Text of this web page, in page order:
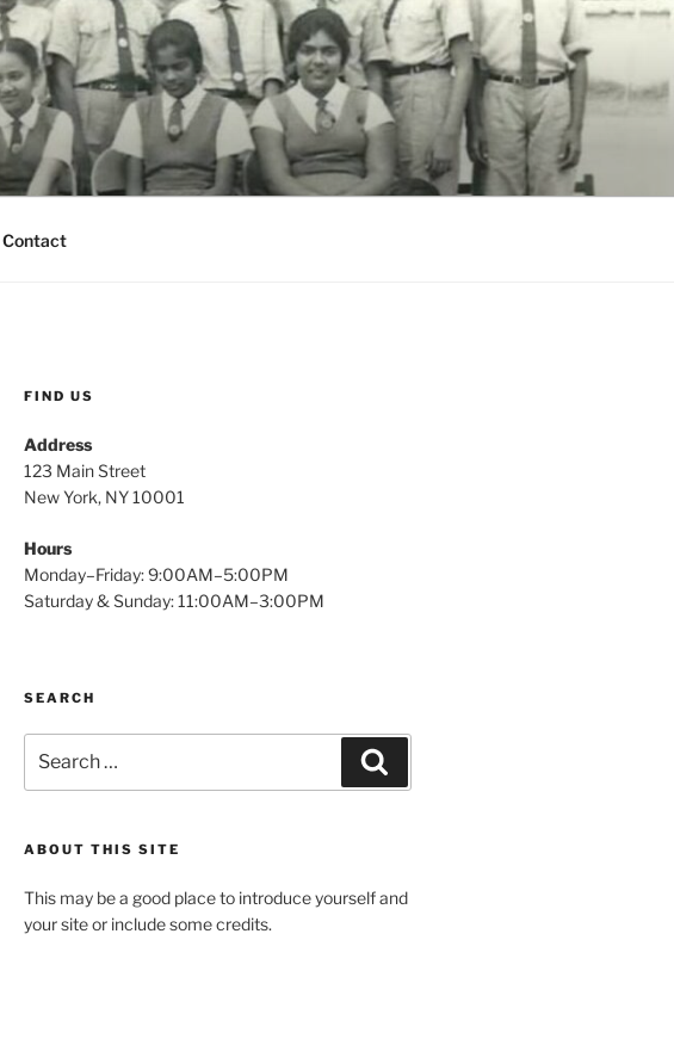
Contact
FIND US
Address
123 Main Street
New York, NY 10001
Hours
Monday–Friday: 9:00AM–5:00PM
Saturday & Sunday: 11:00AM–3:00PM
SEARCH
for:
ABOUT THIS SITE
This may be a good place to introduce yourself and
your site or include some credits.